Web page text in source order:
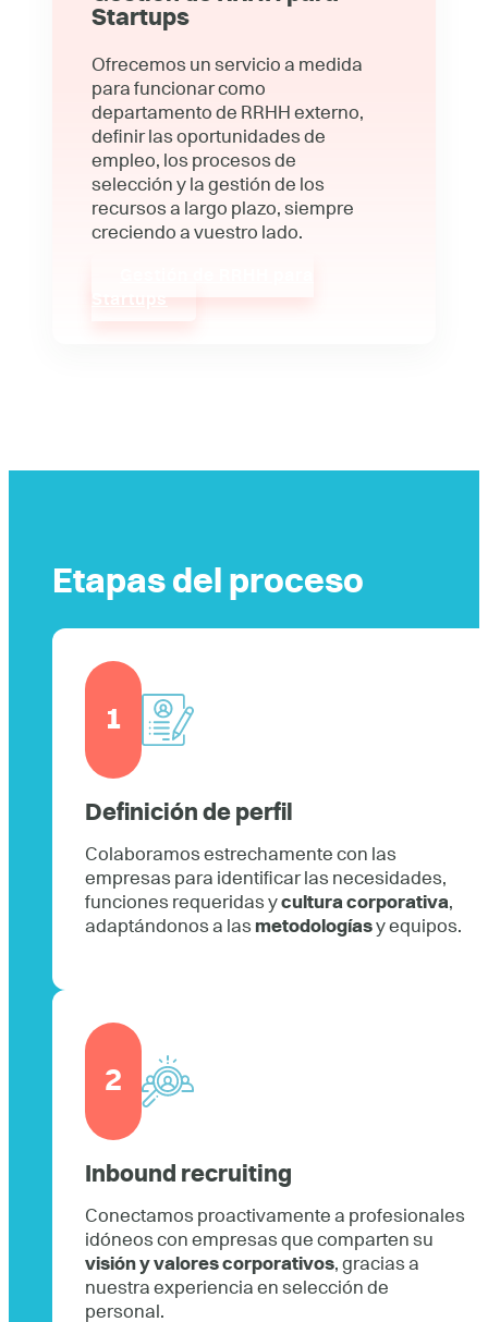
Startups
Ofrecemos un servicio a medida
para funcionar como
departamento de RRHH externo,
definir las oportunidades de
empleo, los procesos de
selección y la gestión de los
recursos a largo plazo, siempre
creciendo a vuestro lado.
Startups
Etapas del proceso
1
Definición de perfil
Colaboramos estrechamente con las
empresas para identificar las necesidades,
funciones requeridas ycultura corporativa,
adaptándonos a las metodologíasy equipos.
2
Inbound recruiting
Conectamos proactivamente a profesionales
idóneos con empresas que comparten su
visión y valores corporativos, gracias a
nuestra experiencia en selección de
personal.